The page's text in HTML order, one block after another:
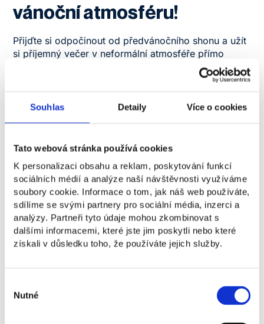
Souhlas Detaily Více o cookies
Tato webová stránka používá cookies
K personalizaci obsahu a reklam, poskytování funkcí
sociálních médií a analýze naší návštěvnosti využíváme
soubory cookie. Informace o tom, jak náš web používáte,
sdílíme se svými partnery pro sociální média, inzerci a
analýzy. Partneři tyto údaje mohou zkombinovat s
dalšími informacemi, které jste jim poskytli nebo které
získali v důsledku toho, že používáte jejich služby.
souhlasu
Nutné
vánoční atmosféru!
Přijďte si odpočinout od předvánočního shonu a užít
si příjemný večer v neformální atmosféře přímo
na škole. Vánoční posezení je skvělou příležitostí
setkat se se spolužáky, vyučujícími i zaměstnanci
nasát sváteční náladu.
100 Kč
Na akci je nutné se registrovat.
Registrace
Na co se můžete těšit?
Svařák